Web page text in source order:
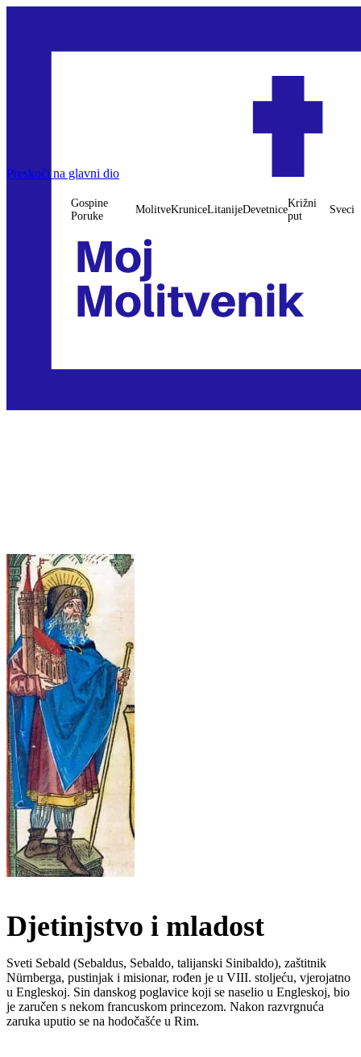
Preskoči na glavni dio
Gospine
Poruke
MolitveKruniceLitanijeDevetnice
Križni
put
Sveci
Djetinjstvo i mladost
Sveti Sebald (Sebaldus, Sebaldo, talijanski Sinibaldo), zaštitnik
Nürnberga, pustinjak i misionar, rođen je u VIII. stoljeću, vjerojatno
u Engleskoj. Sin danskog poglavice koji se naselio u Engleskoj, bio
je zaručen s nekom francuskom princezom. Nakon razvrgnuća
zaruka uputio se na hodočašće u Rim.